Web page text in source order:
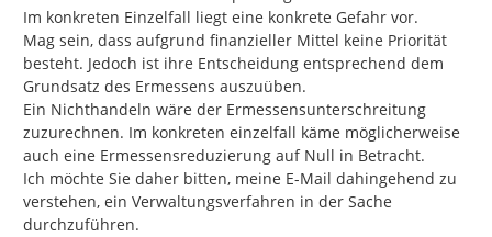
Im konkreten Einzelfall liegt eine konkrete Gefahr vor.
Mag sein, dass aufgrund finanzieller Mittel keine Priorität
besteht. Jedoch ist ihre Entscheidung entsprechend dem
Grundsatz des Ermessens auszuüben.
Ein Nichthandeln wäre der Ermessensunterschreitung
zuzurechnen. Im konkreten einzelfall käme möglicherweise
auch eine Ermessensreduzierung auf Null in Betracht.
Ich möchte Sie daher bitten, meine E-Mail dahingehend zu
verstehen, ein Verwaltungsverfahren in der Sache
durchzuführen.